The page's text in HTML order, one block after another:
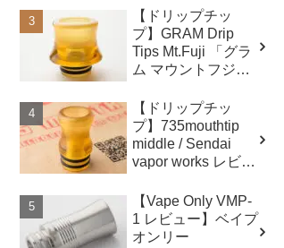
【ドリップチッ
プ】GRAM Drip
Tips Mt.Fuji 「グラ
ム マウントフジ」
【ドリップチッ
プ】735mouthtip
middle / Sendai
vapor works レビュ
【Vape Only VMP-
1 レビュー】ベイプ
オンリー